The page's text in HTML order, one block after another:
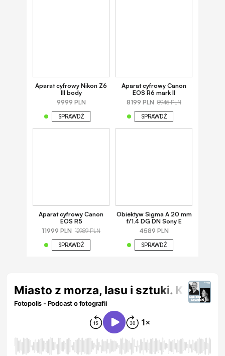
Aparat cyfrowy Nikon Z6
III body
9999 PLN
SPRAWDŹ
Aparat cyfrowy Canon
EOS R6 mark II
8199 PLN 8945 PLN
SPRAWDŹ
Aparat cyfrowy Canon
EOS R5
11999 PLN 12989 PLN
SPRAWDŹ
Obiektyw Sigma A 20 mm
f/1.4 DG DN Sony E
4589 PLN
SPRAWDŹ